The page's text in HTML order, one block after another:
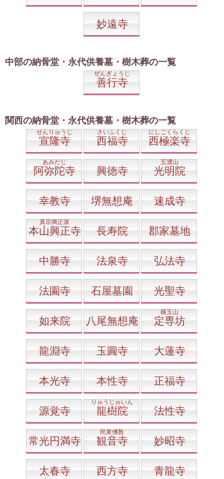
妙遠寺
中部の納骨堂・永代供養墓・樹木葬の一覧
ぜんぎょうじ
善行寺
関西の納骨堂・永代供養墓・樹木葬の一覧
せんりゅうじ
宣隆寺
さいふくじ
西福寺
にしごくらくじ
西極楽寺
あみだじ
阿弥陀寺 興徳寺
五濃山
光明院
幸教寺 堺無想庵 速成寺
真宗興正派
本山興正寺 長寿院 郡家墓地
中勝寺 法泉寺 弘法寺
法園寺 石屋墓園 光聖寺
如来院 八尾無想庵
横玉山
定専坊
龍淵寺 玉圓寺 大蓮寺
本光寺 本性寺 正福寺
源覚寺
りゅうじゅいん
龍樹院 法性寺
常光円満寺
民衆佛敎
観音寺 妙昭寺
太春寺 西方寺 青龍寺